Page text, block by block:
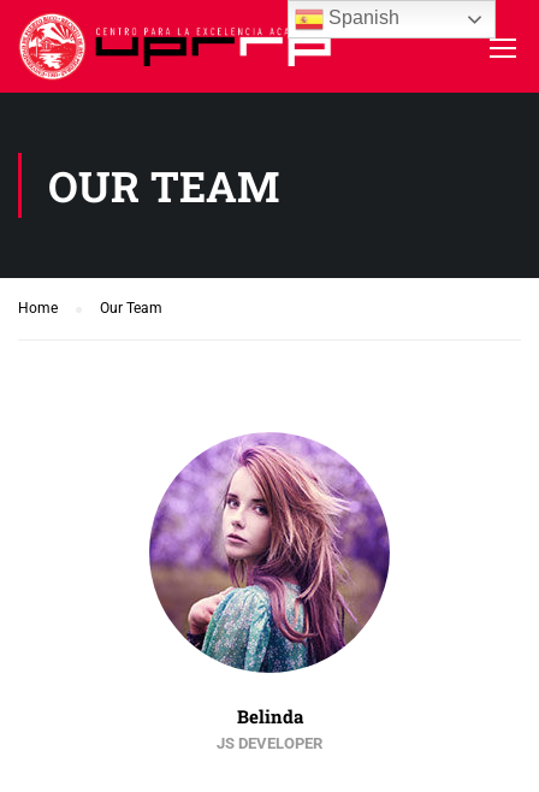
OUR TEAM
Home Our Team
Belinda
JS DEVELOPER
Spanish